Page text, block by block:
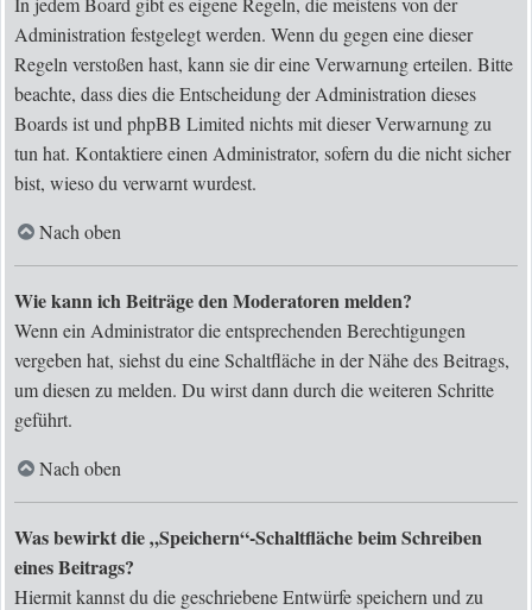
Administration festgelegt werden. Wenn du gegen eine dieser
Regeln verstoßen hast, kann sie dir eine Verwarnung erteilen. Bitte
beachte, dass dies die Entscheidung der Administration dieses
Boards ist und phpBB Limited nichts mit dieser Verwarnung zu
tun hat. Kontaktiere einen Administrator, sofern du die nicht sicher
bist, wieso du verwarnt wurdest.
Nach oben
Wie kann ich Beiträge den Moderatoren melden?
Wenn ein Administrator die entsprechenden Berechtigungen
vergeben hat, siehst du eine Schaltfläche in der Nähe des Beitrags,
um diesen zu melden. Du wirst dann durch die weiteren Schritte
geführt.
Nach oben
Was bewirkt die „Speichern“-Schaltfläche beim Schreiben
eines Beitrags?
Hiermit kannst du die geschriebene Entwürfe speichern und zu